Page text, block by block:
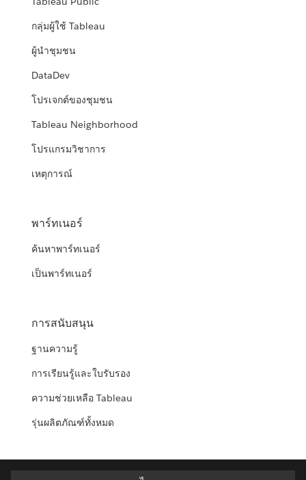
กลุ่มผู้ใช้ Tableau
ผู้นำชุมชน
DataDev
โปรเจกต์ของชุมชน
Tableau Neighborhood
โปรแกรมวิชาการ
เหตุการณ์
พาร์ทเนอร์
ค้นหาพาร์ทเนอร์
เป็นพาร์ทเนอร์
การสนับสนุน
ฐานความรู้
การเรียนรู้และใบรับรอง
ความช่วยเหลือ Tableau
รุ่นผลิตภัณฑ์ทั้งหมด